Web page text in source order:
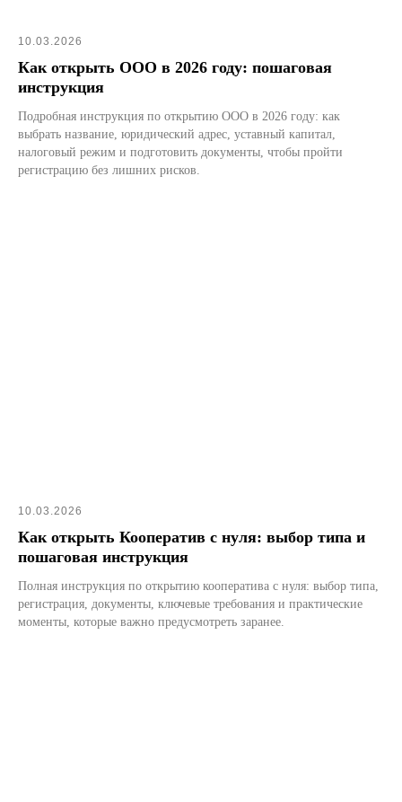
10.03.2026
Как открыть ООО в 2026 году: пошаговая
инструкция
Подробная инструкция по открытию ООО в 2026 году: как
выбрать название, юридический адрес, уставный капитал,
налоговый режим и подготовить документы, чтобы пройти
регистрацию без лишних рисков.
10.03.2026
Как открыть Кооператив с нуля: выбор типа и
пошаговая инструкция
Полная инструкция по открытию кооператива с нуля: выбор типа,
регистрация, документы, ключевые требования и практические
моменты, которые важно предусмотреть заранее.